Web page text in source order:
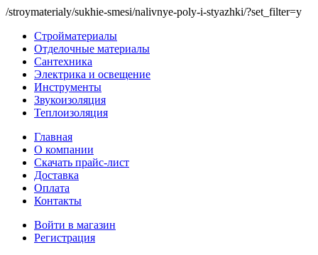
/stroymaterialy/sukhie-smesi/nalivnye-poly-i-styazhki/?set_filter=y
Стройматериалы
Отделочные материалы
Сантехника
Электрика и освещение
Инструменты
Звукоизоляция
Теплоизоляция
Главная
О компании
Скачать прайс-лист
Доставка
Оплата
Контакты
Войти в магазин
Регистрация